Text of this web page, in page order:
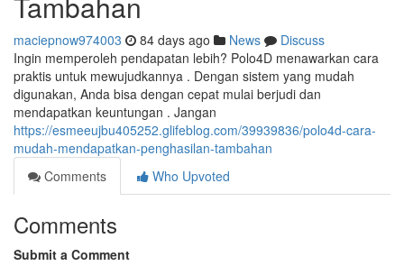
maciepnow974003 84 days ago News
Discuss
Ingin memperoleh pendapatan lebih? Polo4D menawarkan cara
praktis untuk mewujudkannya . Dengan sistem yang mudah
digunakan, Anda bisa dengan cepat mulai berjudi dan
mendapatkan keuntungan . Jangan
https://esmeeujbu405252.glifeblog.com/39939836/polo4d-cara-
mudah-mendapatkan-penghasilan-tambahan
Comments
Who Upvoted
Comments
Submit a Comment